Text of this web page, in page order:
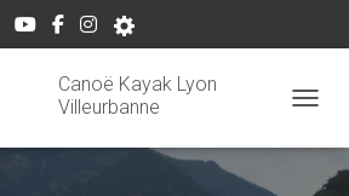
Canoë Kayak Lyon
Villeurbanne